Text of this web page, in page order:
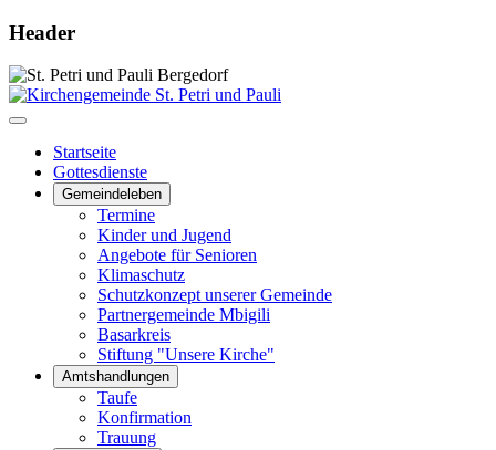
Header
Startseite
Gottesdienste
Gemeindeleben
Termine
Kinder und Jugend
Angebote für Senioren
Klimaschutz
Schutzkonzept unserer Gemeinde
Partnergemeinde Mbigili
Basarkreis
Stiftung "Unsere Kirche"
Amtshandlungen
Taufe
Konfirmation
Trauung